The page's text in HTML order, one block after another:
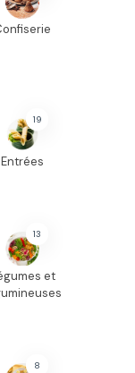
19
Entrées
13
et
8